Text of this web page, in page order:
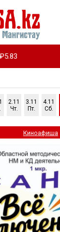
₽5.83
2.11
Чт.
3.11
Пт.
4.11
Сб.
Киноафиша